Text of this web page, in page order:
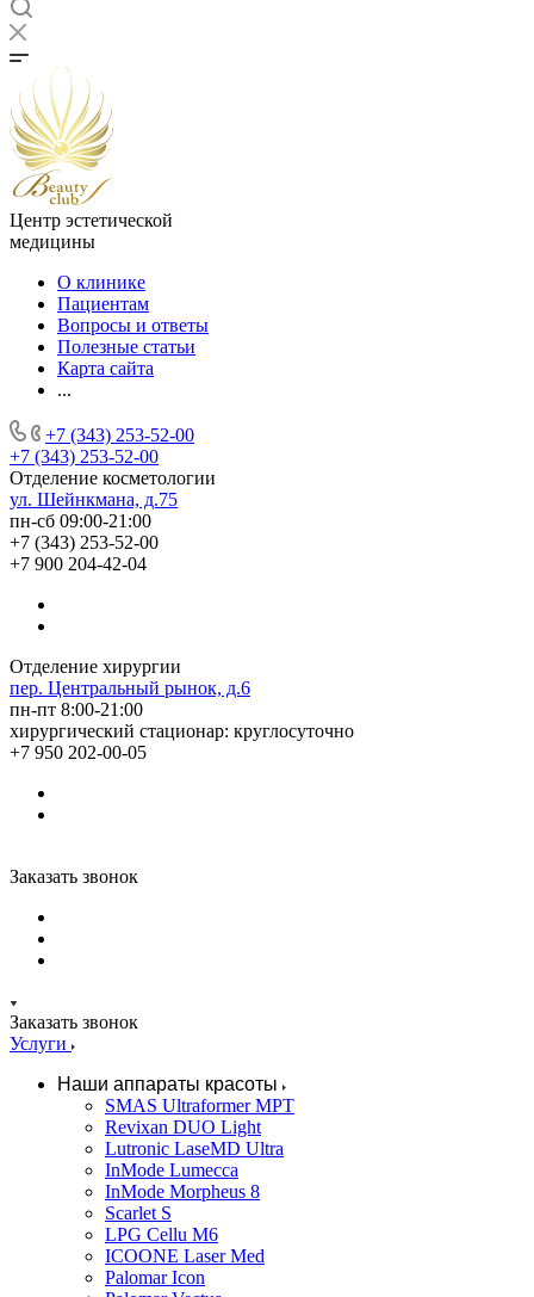
Центр эстетической
медицины
О клинике
Пациентам
Вопросы и ответы
Полезные статьи
Карта сайта
...
+7 (343) 253-52-00
+7 (343) 253-52-00
Отделение косметологии
ул. Шейнкмана, д.75
пн-сб 09:00-21:00
+7 (343) 253-52-00
+7 900 204-42-04
Отделение хирургии
пер. Центральный рынок, д.6
пн-пт 8:00-21:00
хирургический стационар: круглосуточно
+7 950 202-00-05
Заказать звонок
Заказать звонок
Услуги
Наши аппараты красоты
SMAS Ultraformer MPT
Revixan DUO Light
Lutronic LaseMD Ultra
InMode Lumecca
InMode Morpheus 8
Scarlet S
LPG Cellu M6
ICOONE Laser Med
Palomar Icon